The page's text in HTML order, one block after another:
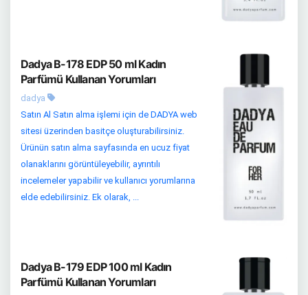
Dadya B-178 EDP 50 ml Kadın
Parfümü Kullanan Yorumları
dadya
Satın Al Satın alma işlemi için de DADYA web
sitesi üzerinden basitçe oluşturabilirsiniz.
Ürünün satın alma sayfasında en ucuz fiyat
olanaklarını görüntüleyebilir, ayrıntılı
incelemeler yapabilir ve kullanıcı yorumlarına
elde edebilirsiniz. Ek olarak, ...
Dadya B-179 EDP 100 ml Kadın
Parfümü Kullanan Yorumları